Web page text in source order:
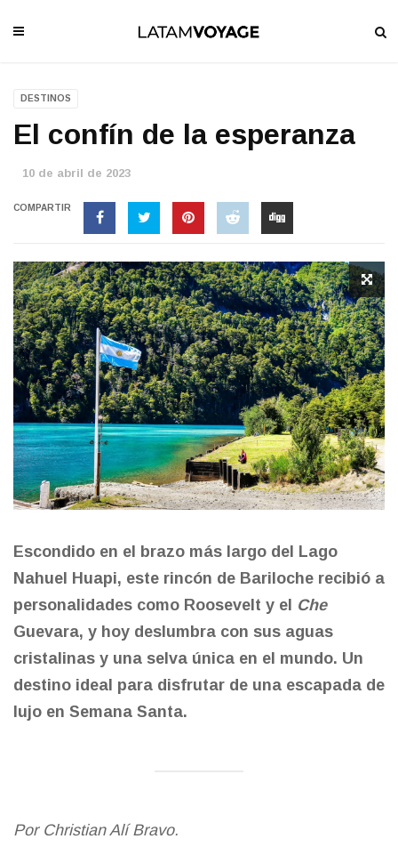
DESTINOS
El confín de la esperanza
10 de abril de 2023
COMPARTIR
Escondido en el brazo más largo del Lago
Nahuel Huapi, este rincón de Bariloche recibió a
personalidades como Roosevelt y el Che
Guevara, y hoy deslumbra con sus aguas
cristalinas y una selva única en el mundo. Un
destino ideal para disfrutar de una escapada de
lujo en Semana Santa.
Por Christian Alí Bravo.